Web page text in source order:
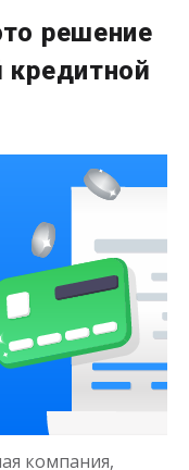
до50 000₽
1до 21 дня
50 000
до 21 дня
решение
кредитной
компания,